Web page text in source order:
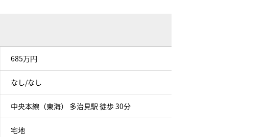
685万円
なし/なし
中央本線（東海） 多治見駅 徒歩 30分
宅地